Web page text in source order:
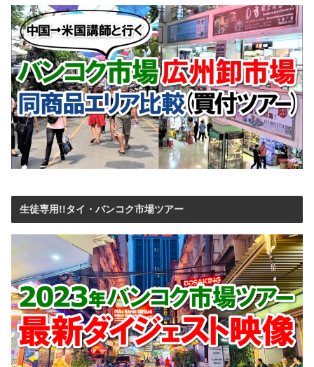
生徒専用!!タイ・バンコク市場ツアー